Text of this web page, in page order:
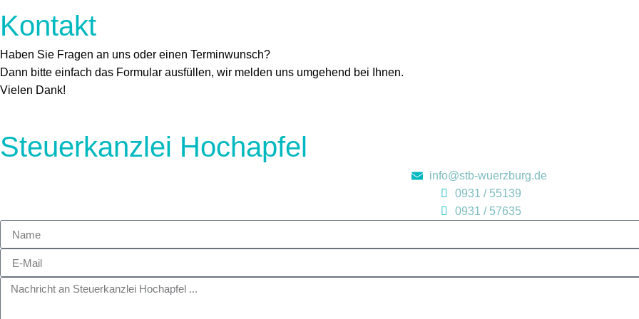
Kontakt
Haben Sie Fragen an uns oder einen Terminwunsch?
Dann bitte einfach das Formular ausfüllen, wir melden uns umgehend bei Ihnen.
Vielen Dank!
Steuerkanzlei Hochapfel
info@stb-wuerzburg.de
0931 / 55139
0931 / 57635